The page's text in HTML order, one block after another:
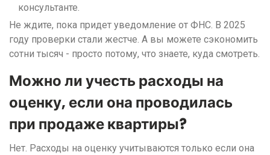
консультанте.
Не ждите, пока придет уведомление от ФНС. В 2025
году проверки стали жестче. А вы можете сэкономить
сотни тысяч - просто потому, что знаете, куда смотреть.
Можно ли учесть расходы на
оценку, если она проводилась
при продаже квартиры?
Нет. Расходы на оценку учитываются только если она